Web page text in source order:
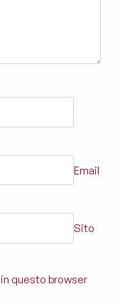
Email
Sito
questo browser